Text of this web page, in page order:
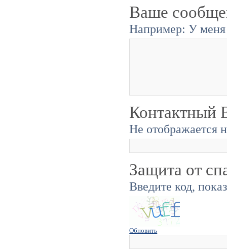
Ваше
Например: У меня
Контактный
Не отображается
Защита от
Введите код,
Обновить